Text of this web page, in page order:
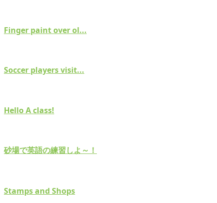
Finger paint over ol...
Soccer players visit...
Hello A class!
砂場で英語の練習しよ～！
Stamps and Shops